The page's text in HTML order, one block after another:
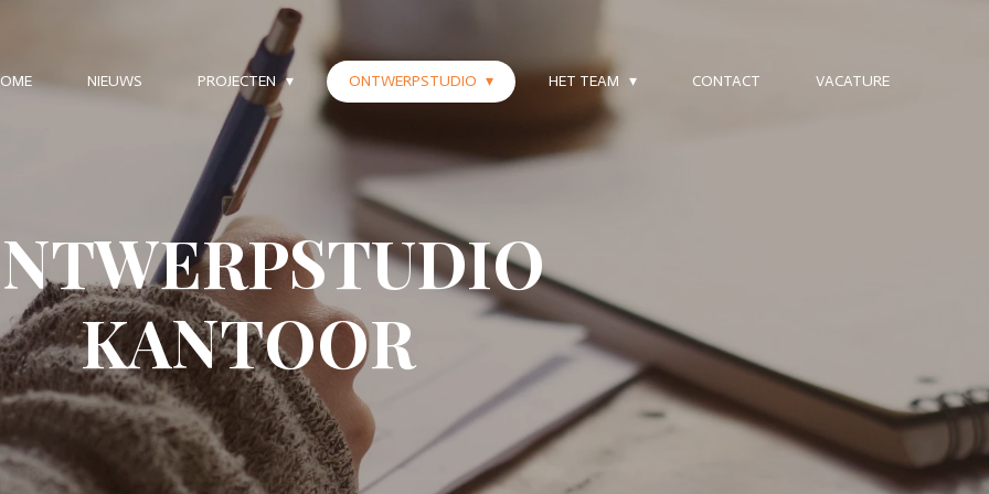
NIEUWS PROJECTEN ONTWERPSTUDIO HET TEAM CONTACT VACATURE
KANTOOR